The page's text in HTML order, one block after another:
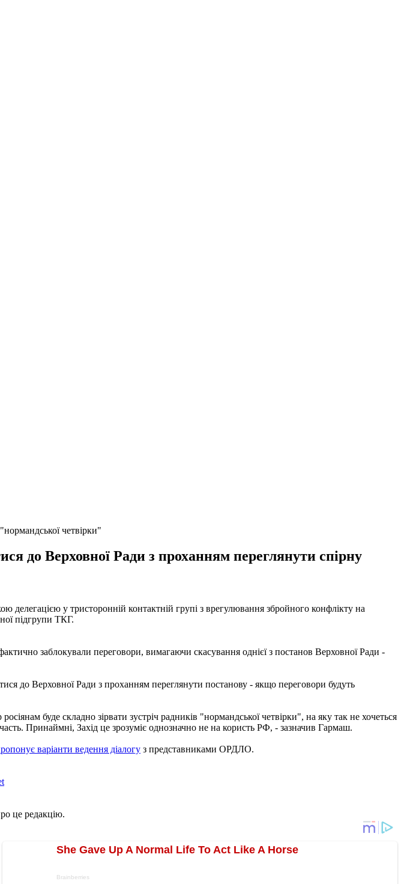
четвірки"
до Верховної Ради з проханням переглянути спірну
делегацією у тристоронній контактній групі з врегулювання збройного конфлікту на
підгрупи ТКГ.
заблокували переговори, вимагаючи скасування однієї з постанов Верховної Ради -
до Верховної Ради з проханням переглянути постанову - якщо переговори будуть
буде складно зірвати зустріч радників "нормандської четвірки", на яку так не хочеться
Принаймні, Захід це зрозуміє однозначно не на користь РФ, - зазначив Гармаш.
варіанти ведення діалогу з представниками ОРДЛО.
це редакцію.